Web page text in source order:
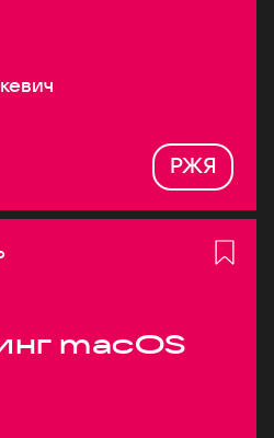
РЖЯ
macOS